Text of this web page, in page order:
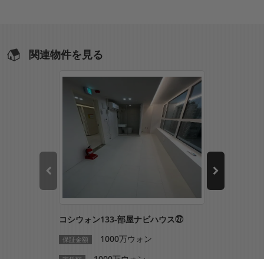
関連物件を見る
コシウォン133-部屋ナビハウス㉗
保証金額 1000万ウォン